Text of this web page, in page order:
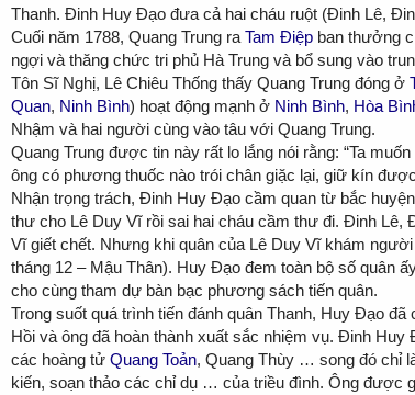
Thanh. Đinh Huy Đạo đưa cả hai cháu ruột (Đinh Lê,
Cuối năm 1788, Quang Trung ra Tam Điệp ban thưởng
ngợi và thăng chức tri phủ Hà Trung và bổ sung vào
Tôn Sĩ Nghị, Lê Chiêu Thống thấy Quang Trung đóng ở
Quan, Ninh Bình) hoạt động mạnh ở Ninh Bình, Hòa
Nhậm và hai người cùng vào tâu với Quang Trung.
Quang Trung được tin này rất lo lắng nói rằng: “Ta
ông có phương thuốc nào trói chân giặc lại, giữ kín
Nhận trọng trách, Đinh Huy Đạo cầm quan từ bắc
thư cho Lê Duy Vĩ rồi sai hai cháu cầm thư đi. Đinh Lê,
Vĩ giết chết. Nhưng khi quân của Lê Duy Vĩ khám
tháng 12 – Mậu Thân). Huy Đạo đem toàn bộ số quân
cho cùng tham dự bàn bạc phương sách tiến quân.
Trong suốt quá trình tiến đánh quân Thanh, Huy Đạo
Hồi và ông đã hoàn thành xuất sắc nhiệm vụ. Đinh
các hoàng tử Quang Toản, Quang Thùy … song đó chỉ
kiến, soạn thảo các chỉ dụ … của triều đình. Ông được